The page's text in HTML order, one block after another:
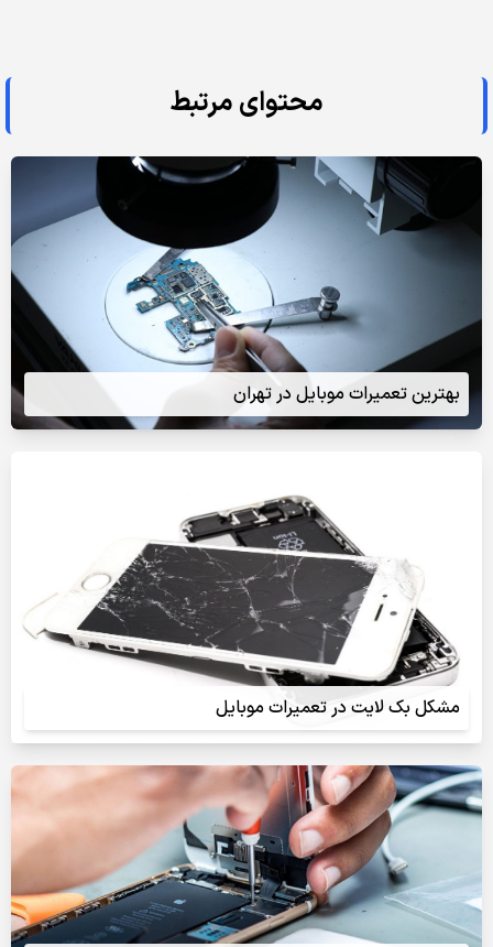
محتوای مرتبط
بهترین تعمیرات موبایل در تهران
مشکل بک لایت در تعمیرات موبایل